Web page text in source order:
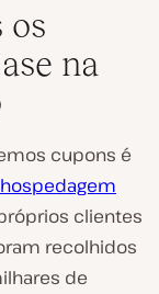
os
na
cupons é
clientes
recolhidos
de